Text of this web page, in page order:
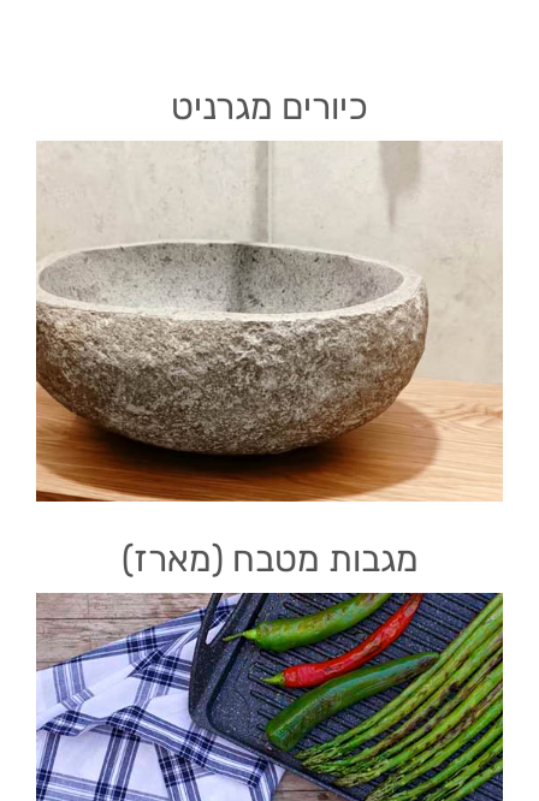
כיורים מגרניט
מגבות מטבח (מארז)